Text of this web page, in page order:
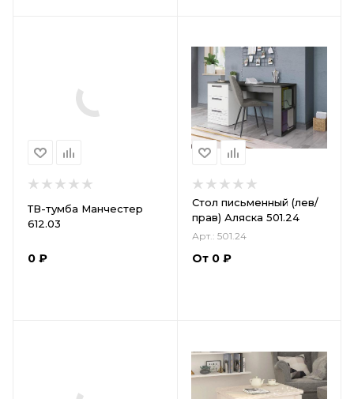
ТВ-тумба Манчестер
612.03
0 ₽
Стол письменный (лев/
прав) Аляска 501.24
Арт.: 501.24
От 0₽